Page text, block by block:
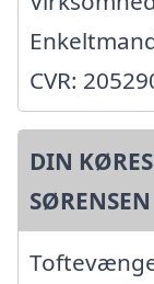
CVR:
DIN
SØRENSEN